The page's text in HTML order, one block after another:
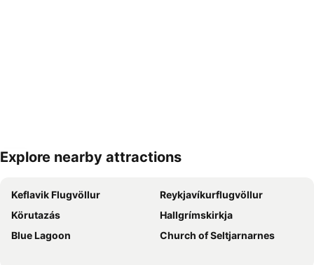
Nagy méretű térkép
Explore nearby attractions
Keflavik Flugvöllur
Reykjavíkurflugvöllur
Körutazás
Hallgrímskirkja
Blue Lagoon
Church of Seltjarnarnes